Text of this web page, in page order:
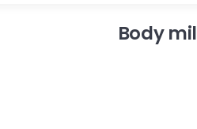
Body